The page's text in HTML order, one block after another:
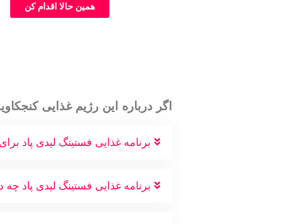
همین حالا اقدام کن
اگر درباره این رژیم غذایی
برنامه غذایی فستینگ لیدی پاد
برنامه غذایی فستینگ لیدی پاد